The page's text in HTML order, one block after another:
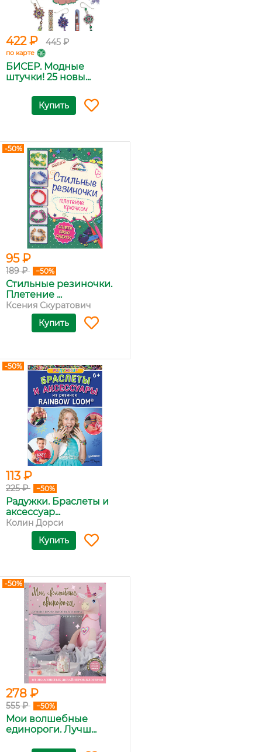
422 ₽ 445 ₽
по карте
БИСЕР. Модные
штучки! 25 новы...
Купить
-50%
95 ₽
189 ₽ −50%
Стильные резиночки.
Плетение ...
Ксения Скуратович
Купить
-50%
113 ₽
225 ₽ −50%
Радужки. Браслеты и
аксессуар...
Колин Дорси
Купить
-50%
278 ₽
555 ₽ −50%
Мои волшебные
единороги. Лучш...